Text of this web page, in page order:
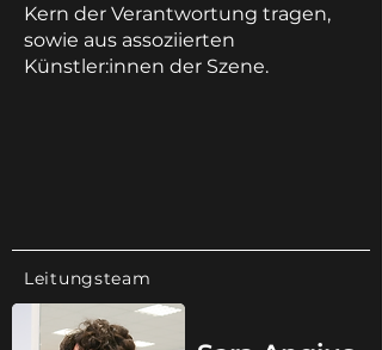
Kern der Verantwortung tragen,
sowie aus assoziierten
Künstler:innen der Szene.
Leitungsteam